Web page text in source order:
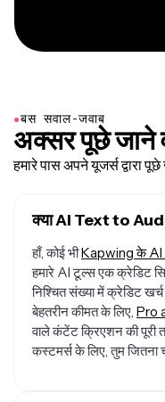
●बस सवाल-जवाब
अक्सर पूछे जाने
हमारे पास अपने यूजर्स द्वारा
क्या AI Text to
हाँ, कोई भीKapwing के
हमारे AI टूल्स एक क्रेडिट
निश्चित संख्या में क्रेडिट खर्च
बेहतरीन कीमत के लिए, Pro
वाले कंटेंट क्रिएशन की
कस्टमर्स के लिए, तुम